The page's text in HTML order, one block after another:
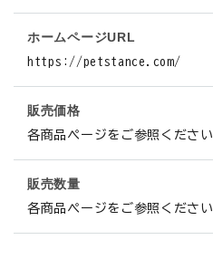
ホームページURL
https://petstance.com/
販売価格
各商品ページをご参照ください
販売数量
各商品ページをご参照ください